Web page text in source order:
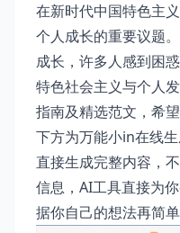
在新时代中国特色主
个人成长的重要议题
成长，许多人感到困
特色社会主义与个人
指南及精选范文，希
下方为万能小in在线
直接生成完整内容，
信息，AI工具直接为
据你自己的想法再简单